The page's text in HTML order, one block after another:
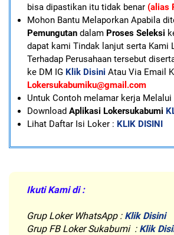
bisa dipastikan itu tidak benar (alias
Mohon Bantu Melaporkan Apabila
Pemungutandalam Proses Seleksi
dapat kami Tindak lanjut serta Kami
Terhadap Perusahaan tersebut
ke DM IG Klik Disini Atau Via Email
Lokersukabumiku@gmail.com
Untuk Contoh melamar kerja Melalui
Download Aplikasi Lokersukabumi
Lihat Daftar Isi Loker : KLIK DISINI
Ikuti Kami di :
Grup Loker WhatsApp : Klik Disini
Grup FB Loker Sukabumi : Klik